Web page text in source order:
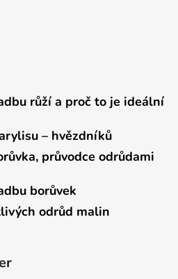
růží a proč to je ideální
– hvězdníků
průvodce odrůdami
borůvek
odrůd malin